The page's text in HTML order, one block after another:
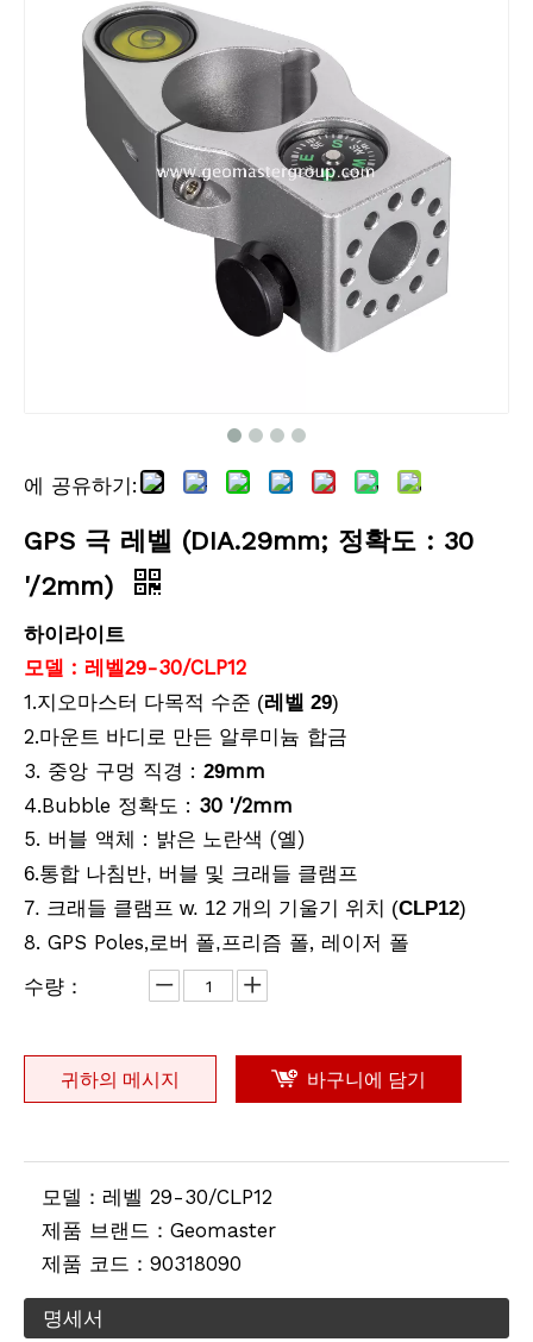
GPS 극 레벨 (DIA.32mm; 정확도 : 40 '/2mm)
에 공유하기:
GPS 극 레벨 (DIA.29mm; 정확도 : 30
'/2mm)
하이라이트
모델 : 레벨29-30/CLP12
1.지오마스터 다목적 수준 (레벨 29)
2.마운트 바디로 만든 알루미늄 합금
3. 중앙 구멍 직경 : 29mm
4.Bubble 정확도 : 30 '/2mm
5. 버블 액체 : 밝은 노란색 (옐)
6.통합 나침반, 버블 및 크래들 클램프
7. 크래들 클램프 w. 12 개의 기울기 위치 (CLP12)
8. GPS Poles,로버 폴,프리즘 폴, 레이저 폴
수량：
귀하의 메시지 바구니에 담기
모델： 레벨 29-30/CLP12
제품 브랜드： Geomaster
제품 코드： 90318090
명세서